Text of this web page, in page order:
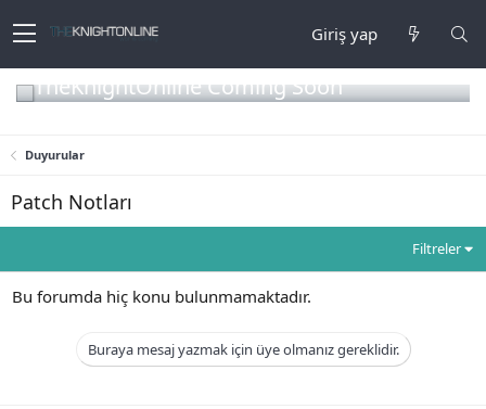
Giriş yap
TheKnightOnline Coming Soon
Duyurular
Patch Notları
Filtreler
Bu forumda hiç konu bulunmamaktadır.
Buraya mesaj yazmak için üye olmanız gereklidir.